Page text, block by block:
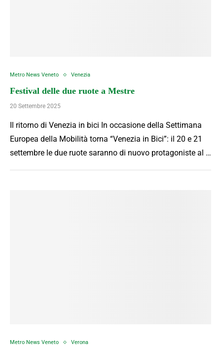
Metro News Veneto Venezia
Festival delle due ruote a Mestre
20 Settembre 2025
Il ritorno di Venezia in bici In occasione della Settimana
Europea della Mobilità torna “Venezia in Bici”: il 20 e 21
settembre le due ruote saranno di nuovo protagoniste al …
Metro News Veneto Verona